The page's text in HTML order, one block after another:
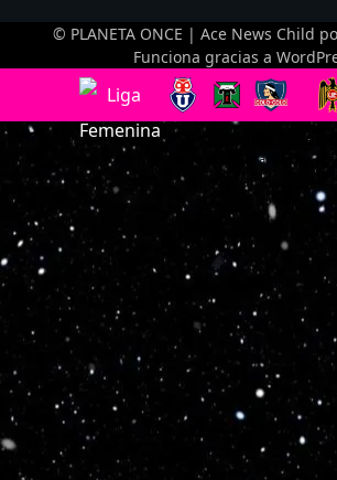
© PLANETA ONCE | Ace News Child
Funciona gracias a
Optimized by Seraphinite
Turns on site high speed to be attractive for